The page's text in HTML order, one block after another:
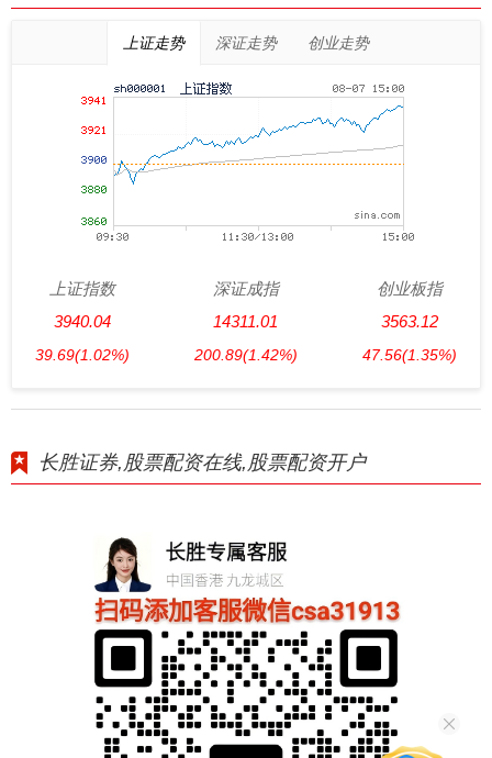
上证走势 深证走势 创业走势
上证指数
3940.04
39.69(1.02%)
深证成指
14311.01
200.89(1.42%)
创业板指
3563.12
47.56(1.35%)
长胜证券,股票配资在线,股票配资开户